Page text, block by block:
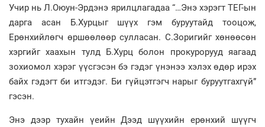
Учир нь Л.Оюун-Эрдэнэ ярилцлагадаа “…Энэ хэрэгт ТЕГ-ын
дарга асан Б.Хурцыг шүүх гэм буруутайд тооцож,
Ерөнхийлөгч өршөөлөөр сулласан. С.Зоригийг хөнөөсөн
хэргийг хаахын тулд Б.Хурц болон прокурорууд яагаад
зохиомол хэрэг үүсгэсэн бэ гэдэг үнэнээ хэлэх өдөр ирэх
байх гэдэгт би итгэдэг. Би гүйцэтгэгч нарыг буруутгахгүй”
гэсэн.
Энэ дээр тухайн үеийн Дээд шүүхийн ерөнхий шүүгч